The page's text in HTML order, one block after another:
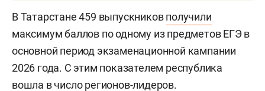
В Татарстане 459 выпускниковполучили
максимум баллов по одному из предметов ЕГЭ в
основной период экзаменационной кампании
2026 года. С этим показателем республика
вошла в число регионов-лидеров.